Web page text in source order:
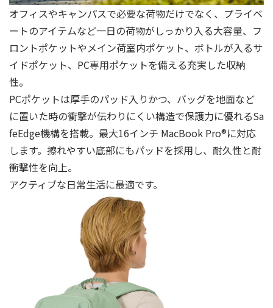
オフィスやキャンパスで必要な荷物だけでなく、プライベ
ートのアイテムなど一日の荷物がしっかり⼊る⼤容量、フ
ロントポケットやメイン荷室内ポケット、ボトルが⼊るサ
イドポケット、PC専用ポケットを備える充実した収納
性。
PCポケットは厚手のパッド⼊りかつ、バッグを地面など
に置いた時の衝撃が伝わりにくい構造で保護⼒に優れるSa
feEdge機構を搭載。最⼤16インチ MacBook Pro®に対応
します。擦れやすい底部にもパッドを採用し、耐久性と耐
衝撃性を向上。
アクティブな日常生活に最適です。